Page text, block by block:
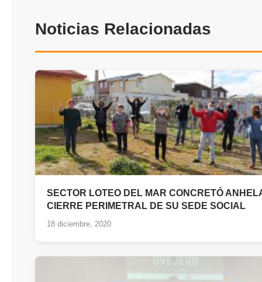
Noticias Relacionadas
SECTOR LOTEO DEL MAR CONCRETÓ
CIERRE PERIMETRAL DE SU SEDE SOCIAL
18 diciembre, 2020